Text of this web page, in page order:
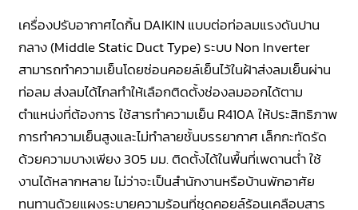
เครื่องปรับอากาศไดกิ้น DAIKIN แบบต่อท่อลมแรงดันปาน
กลาง (Middle Static Duct Type) ระบบ Non Inverter
สามารถทำความเย็นโดยซ่อนคอยล์เย็นไว้ในฝ้าส่งลมเย็นผ่าน
ท่อลม ส่งลมได้ไกลทำให้เลือกติดตั้งช่องลมออกได้ตาม
ตำแหน่งที่ต้องการ ใช้สารทำความเย็น R410A ให้ประสิทธิภาพ
การทำความเย็นสูงและไม่ทำลายชั้นบรรยากาศ เล็กกะทัดรัด
ด้วยความบางเพียง 305 มม. ติดตั้งได้ในพื้นที่เพดานต่ำ ใช้
งานได้หลากหลาย ไม่ว่าจะเป็นสำนักงานหรือบ้านพักอาศัย
ทนทานด้วยแผงระบายความร้อนที่ชุดคอยล์ร้อนเคลือบสาร